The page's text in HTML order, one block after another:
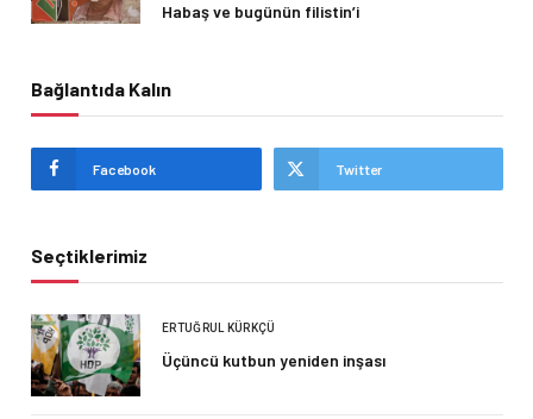
Habaş ve bugünün filistin’i
Bağlantıda Kalın
Facebook Twitter
Seçtiklerimiz
ERTUĞRUL KÜRKÇÜ
Üçüncü kutbun yeniden inşası